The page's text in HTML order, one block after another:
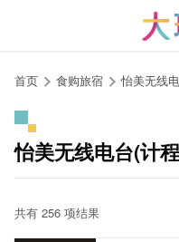
首页 食购旅宿 怡美无线
怡美无线电台(计
共有 256 项结果